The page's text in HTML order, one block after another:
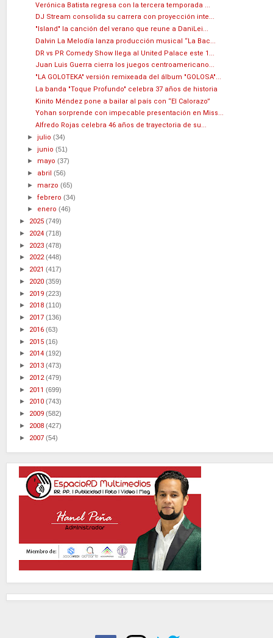
Verónica Batista regresa con la tercera temporada ...
DJ Stream consolida su carrera con proyección inte...
"Island" la canción del verano que reune a DaniLei...
Dalvin La Melodía lanza producción musical “La Bac...
DR vs PR Comedy Show llega al United Palace este 1...
Juan Luis Guerra cierra los juegos centroamericano...
"LA GOLOTEKA" versión remixeada del álbum "GOLOSA"...
La banda "Toque Profundo" celebra 37 años de historia
Kinito Méndez pone a bailar al país con “El Calorazo”
Yohan sorprende con impecable presentación en Miss...
Alfredo Rojas celebra 46 años de trayectoria de su...
►julio(34)
►junio(51)
► mayo(37)
► abril(56)
► marzo(65)
►febrero(34)
► enero(46)
► 2025 (749)
► 2024 (718)
► 2023 (478)
► 2022(448)
► 2021 (417)
► 2020 (359)
► 2019 (223)
► 2018 (110)
► 2017 (136)
► 2016 (63)
► 2015 (16)
► 2014 (192)
► 2013 (473)
► 2012(479)
► 2011 (699)
► 2010 (743)
► 2009 (582)
► 2008 (427)
► 2007 (54)